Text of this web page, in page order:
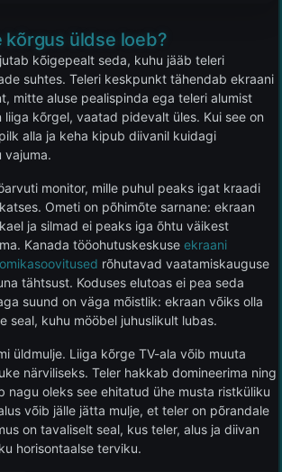
kõrgus üldse loeb?
kõigepealt seda, kuhu jääb teleri
suhtes. Teleri keskpunkt tähendab ekraani
mitte aluse pealispinda ega teleri alumist
liiga kõrgel, vaatad pidevalt üles. Kui see on
alla ja keha kipub diivanil kuidagi
vajuma.
monitor, mille puhul peaks igat kraadi
Ometi on põhimõte sarnane: ekraan
ja silmad ei peaks iga õhtu väikest
Kanada tööohutuskeskuse ekraani
rõhutavad vaatamiskauguse
tähtsust. Koduses elutoas ei pea seda
suund on väga mõistlik: ekraan võiks olla
seal, kuhu mööbel juhuslikult lubas.
üldmulje. Liiga kõrge TV-ala võib muuta
närviliseks. Teler hakkab domineerima ning
nagu oleks see ehitatud ühe musta ristküliku
võib jälle jätta mulje, et teler on põrandale
on tavaliselt seal, kus teler, alus ja diivan
horisontaalse terviku.